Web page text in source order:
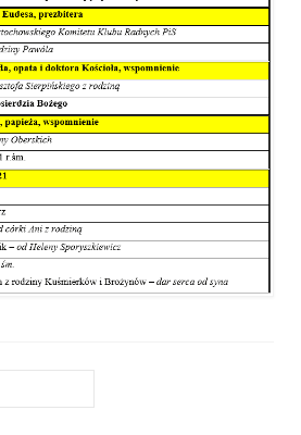
Katolika